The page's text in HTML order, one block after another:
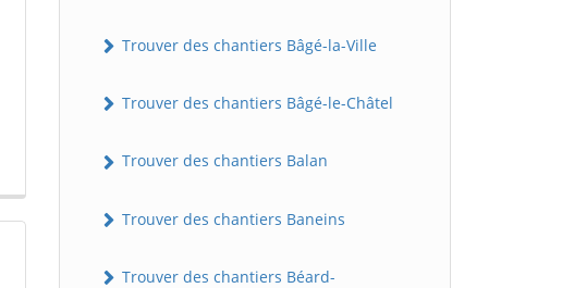
Trouver des chantiers Bâgé-la-Ville
Trouver des chantiers Bâgé-le-Châtel
Trouver des chantiers Balan
Trouver des chantiers Baneins
Trouver des chantiers Béard-